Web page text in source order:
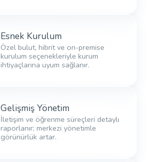
Esnek Kurulum
Özel bulut, hibrit ve on-premise
kurulum seçenekleriyle kurum
ihtiyaçlarına uyum sağlanır.
Gelişmiş Yönetim
İletişim ve öğrenme süreçleri detaylı
raporlanır; merkezi yönetimle
görünürlük artar.